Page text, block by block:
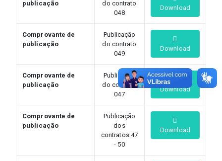
publicação
do contrato
048
Download
Comprovante de
publicação
Publicação
do contrato
049
Download
Comprovante de
publicação
Publicação
do contrato
047
Download
Comprovante de
publicação
Publicação
dos
contratos 47
- 50
Download